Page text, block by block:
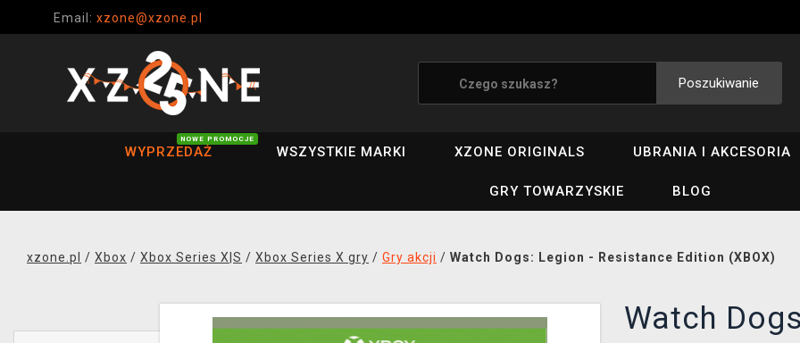
Email: xzone@xzone.pl
Poszukiwanie
WYPRZEDAŻ
NOWE PROMOCJE
WSZYSTKIE MARKI XZONE ORIGINALS UBRANIA I AKCESORIA
GRY TOWARZYSKIE BLOG
xzone.pl / Xbox / Xbox Series X|S / Xbox Series X gry / Gry akcji / Watch Dogs: Legion - Resistance Edition (XBOX)
Watch